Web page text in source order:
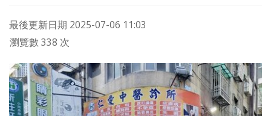
最後更新日期 2025-07-06 11:03
瀏覽數 338 次